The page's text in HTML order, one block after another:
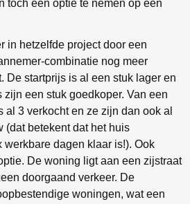
toch een optie te nemen op een
in hetzelfde project door een
combinatie nog meer
De startprijs is al een stuk lager en
een stuk goedkoper. Van een
3 verkocht en ze zijn dan ook al
(dat betekent dat het huis
dagen klaar is!). Ook
De woning ligt aan een zijstraat
doorgaand verkeer. De
woningen, wat een